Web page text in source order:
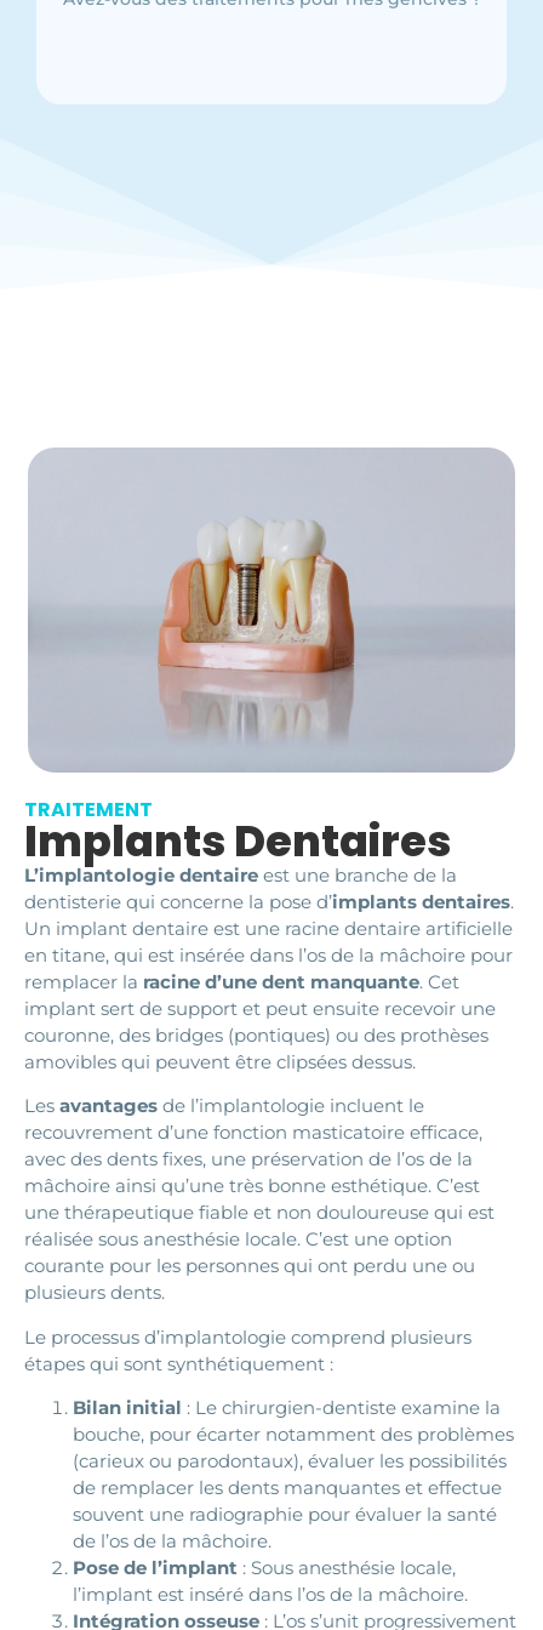
TRAITEMENT
Implants Dentaires
L’implantologie dentaire est une branche de la
dentisterie qui concerne la pose d’implants dentaires.
Un implant dentaire est une racine dentaire artificielle
en titane, qui est insérée dans l’os de la mâchoire pour
remplacer la racine d’une dent manquante. Cet
implant sert de support et peut ensuite recevoir une
couronne, des bridges (pontiques) ou des prothèses
amovibles qui peuvent être clipsées dessus.
Les avantages de l’implantologie incluent le
recouvrement d’une fonction masticatoire efficace,
avec des dents fixes, une préservation de l’os de la
mâchoire ainsi qu’une très bonne esthétique. C’est
une thérapeutique fiable et non douloureuse qui est
réalisée sous anesthésie locale. C’est une option
courante pour les personnes qui ont perdu une ou
plusieurs dents.
Le processus d’implantologie comprend plusieurs
étapes qui sont synthétiquement :
Bilan initial : Le chirurgien-dentiste examine la
bouche, pour écarter notamment des problèmes
(carieux ou parodontaux), évaluer les possibilités
de remplacer les dents manquantes et effectue
souvent une radiographie pour évaluer la santé
de l’os de la mâchoire.
Pose de l’implant : Sous anesthésie locale,
l’implant est inséré dans l’os de la mâchoire.
Intégration osseuse : L’os s’unit progressivement